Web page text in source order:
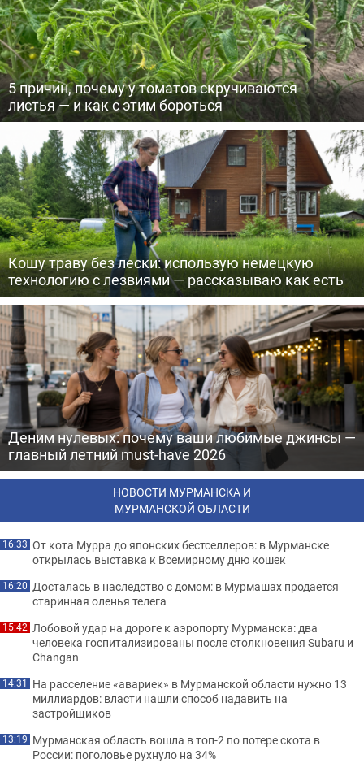
5 причин, почему у томатов скручиваются
листья — и как с этим бороться
Кошу траву без лески: использую немецкую
технологию с лезвиями — рассказываю как есть
Деним нулевых: почему ваши любимые джинсы —
главный летний must-have 2026
НОВОСТИ МУРМАНСКА И
МУРМАНСКОЙ ОБЛАСТИ
16:33 От кота Мурра до японских бестселлеров: в Мурманске
открылась выставка к Всемирному дню кошек
16:20 Досталась в наследство с домом: в Мурмашах продается
старинная оленья телега
15:42 Лобовой удар на дороге к аэропорту Мурманска: два
человека госпитализированы после столкновения Subaru и
Changan
14:31 На расселение «авариек» в Мурманской области нужно 13
миллиардов: власти нашли способ надавить на
застройщиков
13:19 Мурманская область вошла в топ-2 по потере скота в
России: поголовье рухнуло на 34%